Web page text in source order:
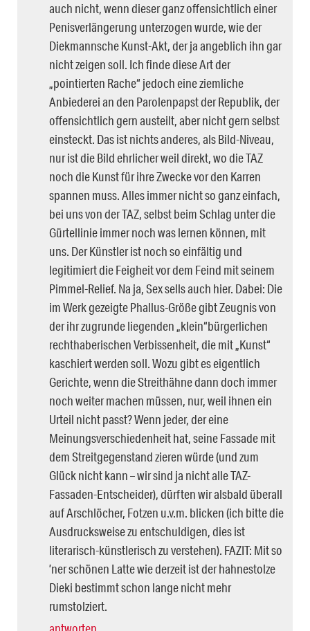
auch nicht, wenn dieser ganz offensichtlich einer
Penisverlängerung unterzogen wurde, wie der
Diekmannsche Kunst-Akt, der ja angeblich ihn gar
nicht zeigen soll. Ich finde diese Art der
„pointierten Rache“ jedoch eine ziemliche
Anbiederei an den Parolenpapst der Republik, der
offensichtlich gern austeilt, aber nicht gern selbst
einsteckt. Das ist nichts anderes, als Bild-Niveau,
nur ist die Bild ehrlicher weil direkt, wo die TAZ
noch die Kunst für ihre Zwecke vor den Karren
spannen muss. Alles immer nicht so ganz einfach,
bei uns von der TAZ, selbst beim Schlag unter die
Gürtellinie immer noch was lernen können, mit
uns. Der Künstler ist noch so einfältig und
legitimiert die Feigheit vor dem Feind mit seinem
Pimmel-Relief. Na ja, Sex sells auch hier. Dabei: Die
im Werk gezeigte Phallus-Größe gibt Zeugnis von
der ihr zugrunde liegenden „klein“bürgerlichen
rechthaberischen Verbissenheit, die mit „Kunst“
kaschiert werden soll. Wozu gibt es eigentlich
Gerichte, wenn die Streithähne dann doch immer
noch weiter machen müssen, nur, weil ihnen ein
Urteil nicht passt? Wenn jeder, der eine
Meinungsverschiedenheit hat, seine Fassade mit
dem Streitgegenstand zieren würde (und zum
Glück nicht kann – wir sind ja nicht alle TAZ-
Fassaden-Entscheider), dürften wir alsbald überall
auf Arschlöcher, Fotzen u.v.m. blicken (ich bitte die
Ausdrucksweise zu entschuldigen, dies ist
literarisch-künstlerisch zu verstehen). FAZIT: Mit so
’ner schönen Latte wie derzeit ist der hahnestolze
Dieki bestimmt schon lange nicht mehr
rumstolziert.